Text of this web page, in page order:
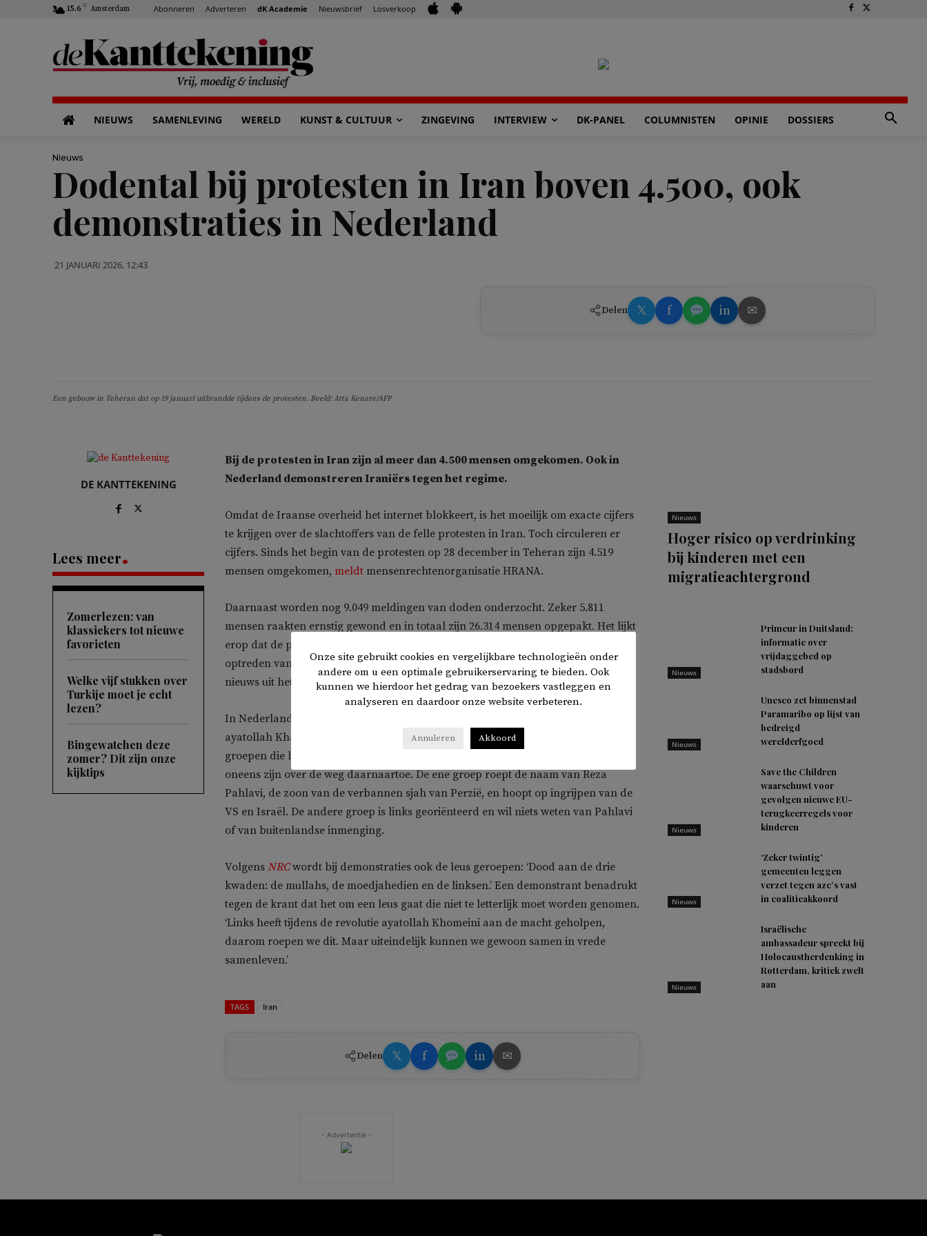
15.6 C Amsterdam Abonneren Adverteren dK Academie Nieuwsbrief Losverkoop
NIEUWS SAMENLEVING WERELD KUNST & CULTUUR ZINGEVING INTERVIEW DK-PANEL COLUMNISTEN OPINIE DOSSIERS
Nieuws
Dodental bij protesten in Iran boven 4.500, ook
demonstraties in Nederland
21 JANUARI 2026, 12:43
Delen 𝕏 f in ✉
Een gebouw in Teheran dat op 19 januari uitbrandde tijdens de protesten. Beeld: Atta Kenare/AFP
DE KANTTEKENING
Lees meer
Zomerlezen: van
klassiekers tot nieuwe
favorieten
Welke vijf stukken over
Turkije moet je echt
lezen?
Bingewatchen deze
zomer? Dit zijn onze
kijktips
Bij de protesten in Iran zijn al meer dan 4.500 mensen omgekomen. Ook in
Nederland demonstreren Iraniërs tegen het regime.
Omdat de Iraanse overheid het internet blokkeert, is het moeilijk om exacte cijfers
te krijgen over de slachtoffers van de felle protesten in Iran. Toch circuleren er
cijfers. Sinds het begin van de protesten op 28 december in Teheran zijn 4.519
mensen omgekomen, meldt mensenrechtenorganisatie HRANA.
Daarnaast worden nog 9.049 meldingen van doden onderzocht. Zeker 5.811
mensen raakten ernstig gewond en in totaal zijn 26.314 mensen opgepakt. Het lijkt
erop dat de protesten in Iran inmiddels afnemen, waarschijnlijk door het harde
optreden van de regime. Ook hierover is weinig bekend, omdat er maar beperkt
nieuws uit het land naar buiten komt.
In Nederland wordt eveneens gedemonstreerd tegen het Iraanse regime van
ayatollah Khamenei.
bezocht een demonstratie op de Dam en zag daar twee
groepen die beide een verandering van het regime willen, maar het fundamenteel
oneens zijn over de weg daarnaartoe. De ene groep roept de naam van Reza
Pahlavi, de zoon van de verbannen sjah van Perzië, en hoopt op ingrijpen van de
VS en Israël. De andere groep is links georiënteerd en wil niets weten van Pahlavi
of van buitenlandse inmenging.
Volgens NRCwordt bij demonstraties ook de leus geroepen: ‘Dood aan de drie
kwaden: de mullahs, de moedjahedien en de linksen.’ Een demonstrant benadrukt
tegen de krant dat het om een leus gaat die niet te letterlijk moet worden genomen.
‘Links heeft tijdens de revolutie ayatollah Khomeini aan de macht geholpen,
daarom roepen we dit. Maar uiteindelijk kunnen we gewoon samen in vrede
samenleven.’
TAGS Iran
Delen 𝕏 f in ✉
- Advertentie -
Nieuws
Hoger risico op verdrinking
bij kinderen met een
migratieachtergrond
Nieuws
Primeur in Duitsland:
informatie over
vrijdaggebed op
stadsbord
Nieuws
Unesco zet binnenstad
Paramaribo op lijst van
bedreigd
werelderfgoed
Nieuws
Save the Children
waarschuwt voor
gevolgen nieuwe EU-
terugkeerregels voor
kinderen
Nieuws
‘Zeker twintig’
gemeenten leggen
verzet tegen azc’s vast
in coalitieakkoord
Nieuws
Israëlische
ambassadeur spreekt bij
Holocaustherdenking in
Rotterdam, kritiek zwelt
aan
Onze site gebruikt cookies en vergelijkbare technologieën onder
andere om u een optimale gebruikerservaring te bieden. Ook
kunnen we hierdoor het gedrag van bezoekers vastleggen en
analyseren en daardoor onze website verbeteren.
Annuleren Akkoord